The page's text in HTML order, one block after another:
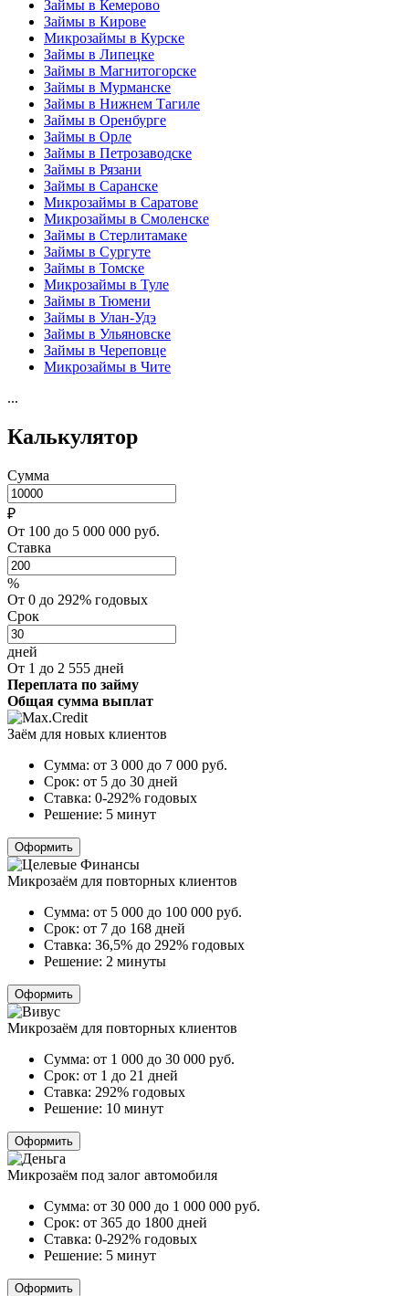
Займы в Кемерово
Займы в Кирове
Микрозаймы в Курске
Займы в Липецке
Займы в Магнитогорске
Займы в Мурманске
Займы в Нижнем Тагиле
Займы в Оренбурге
Займы в Орле
Займы в Петрозаводске
Займы в Рязани
Займы в Саранске
Микрозаймы в Саратове
Микрозаймы в Смоленске
Займы в Стерлитамаке
Займы в Сургуте
Займы в Томске
Микрозаймы в Туле
Займы в Тюмени
Займы в Улан-Удэ
Займы в Ульяновске
Займы в Череповце
Микрозаймы в Чите
...
Калькулятор
Сумма
₽
От 100 до 5 000 000 руб.
Ставка
%
От 0 до 292% годовых
Срок
дней
От 1 до 2 555 дней
Переплата по займу
Общая сумма выплат
Заём для новых клиентов
Сумма: от 3 000 до 7 000 руб.
Срок: от 5 до 30 дней
Ставка: 0-292% годовых
Решение: 5 минут
Оформить
Микрозаём для повторных клиентов
Сумма: от 5 000 до 100 000 руб.
Срок: от 7 до 168 дней
Ставка: 36,5% до 292% годовых
Решение: 2 минуты
Оформить
Микрозаём для повторных клиентов
Сумма: от 1 000 до 30 000 руб.
Срок: от 1 до 21 дней
Ставка: 292% годовых
Решение: 10 минут
Оформить
Микрозаём под залог автомобиля
Сумма: от 30 000 до 1 000 000 руб.
Срок: от 365 до 1800 дней
Ставка: 0-292% годовых
Решение: 5 минут
Оформить